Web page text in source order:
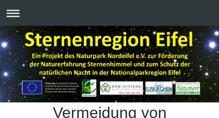
Vermeidung von